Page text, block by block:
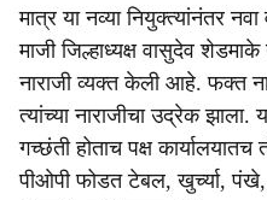
मात्र या नव्या नियुक्त्यांनंतर
माजी जिल्हाध्यक्ष वासुदेव
नाराजी व्यक्त केली आहे. फक्त
त्यांच्या नाराजीचा उद्रेक
गच्छंती होताच पक्ष
पीओपी फोडत टेबल, खुर्च्या,